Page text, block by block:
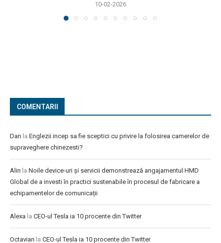
10-02-2026
COMENTARII
Dan la Englezii incep sa fie sceptici cu privire la folosirea camerelor de
supraveghere chinezesti?
Alin la Noile device-uri și servicii demonstrează angajamentul HMD
Global de a investi în practici sustenabile în procesul de fabricare a
echipamentelor de comunicații
Alexa la CEO-ul Tesla ia 10 procente din Twitter
Octavian la CEO-ul Tesla ia 10 procente din Twitter